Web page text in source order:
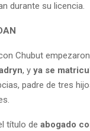
durante su licencia.
Chubut
, y ya se
padre de tres
título de abogado